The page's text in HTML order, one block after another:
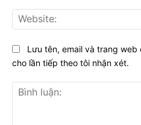
Lưu tên, email và trang
cho lần tiếp theo tôi nhận xét.